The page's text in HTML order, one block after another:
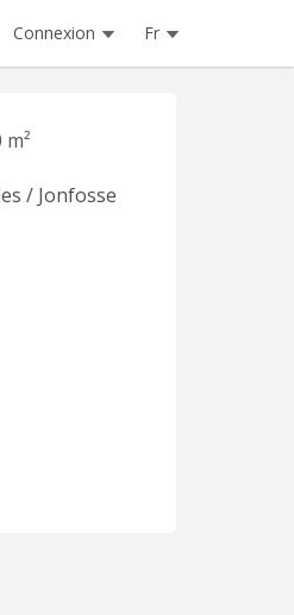
Connexion Fr
m²
/ Jonfosse